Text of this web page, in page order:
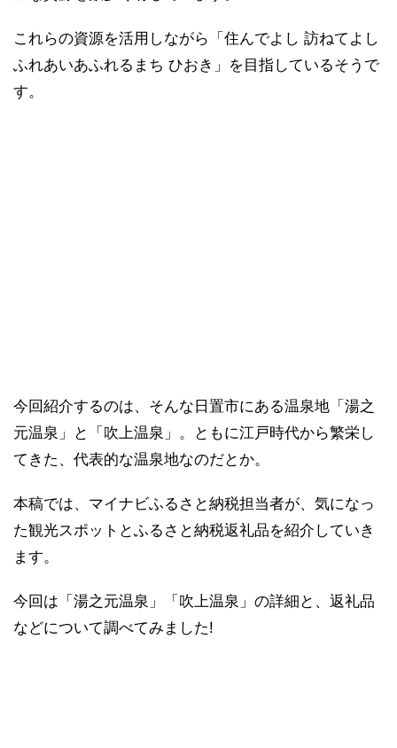
これらの資源を活用しながら「住んでよし 訪ねてよし
ふれあいあふれるまち ひおき」を目指しているそうで
す。
今回紹介するのは、そんな日置市にある温泉地「湯之
元温泉」と「吹上温泉」。ともに江戸時代から繁栄し
てきた、代表的な温泉地なのだとか。
本稿では、マイナビふるさと納税担当者が、気になっ
た観光スポットとふるさと納税返礼品を紹介していき
ます。
今回は「湯之元温泉」「吹上温泉」の詳細と、返礼品
などについて調べてみました!